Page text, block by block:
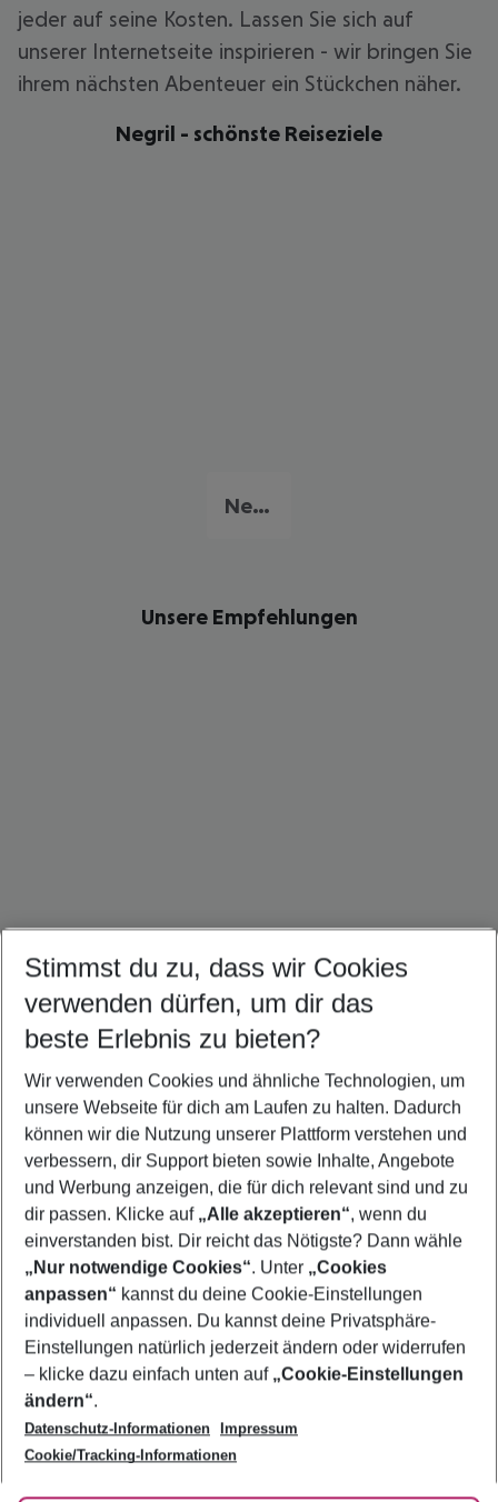
jeder auf seine Kosten. Lassen Sie sich auf
unserer Internetseite inspirieren - wir bringen Sie
ihrem nächsten Abenteuer ein Stückchen näher.
Negril - schönste Reiseziele
Negril
Unsere Empfehlungen
Quicklinks
Pauschalreisen Negril
Flug & Hotel Negril
Footer
Footer navigation
Über uns
AGB
Bestpreisgarantie
Cookie-Einstellungen ändern
Cookie-Richtlinie
Agenturbetreuung
Barrierefreies Reisen
Folge uns
Stimmst du zu, dass wir Cookies
verwenden dürfen, um dir das
beste Erlebnis zu bieten?
Wir verwenden Cookies und ähnliche Technologien, um
unsere Webseite für dich am Laufen zu halten. Dadurch
können wir die Nutzung unserer Plattform verstehen und
verbessern, dir Support bieten sowie Inhalte, Angebote
und Werbung anzeigen, die für dich relevant sind und zu
dir passen. Klicke auf „Alle akzeptieren“, wenn du
einverstanden bist. Dir reicht das Nötigste? Dann wähle
„Nur notwendige Cookies“. Unter „Cookies
anpassen“ kannst du deine Cookie-Einstellungen
individuell anpassen. Du kannst deine Privatsphäre-
Einstellungen natürlich jederzeit ändern oder widerrufen
– klicke dazu einfach unten auf „Cookie-Einstellungen
ändern“.
Datenschutz-Informationen
Impressum
Cookie/Tracking-Informationen